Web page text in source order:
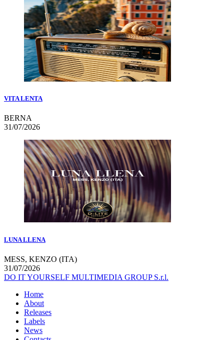
VITA LENTA
BERNA
31/07/2026
LUNA LLENA
MESS, KENZO (ITA)
31/07/2026
DO IT YOURSELF MULTIMEDIA GROUP S.r.l.
Home
About
Releases
Labels
News